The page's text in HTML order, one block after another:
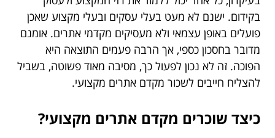
בקידום. ישנם לא מעט בעלי עסקים ובעלי מקצוע שאכן
פועלים באופן עצמאי ולא מעסיקים מקדמי אתרים. אומנם
מדובר בחסכון כספי, אך הרבה פעמים התוצאה היא
הפוכה. זה לא נכון לפעול כך, מסיבה מאוד פשוטה, בשביל
להצליח חייבים לשכור מקדם אתרים מקצועי.
כיצד שוכרים מקדם אתרים מקצועי?